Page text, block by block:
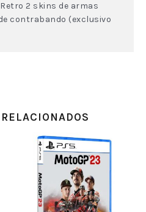
2 skins de armas
contrabando (exclusivo